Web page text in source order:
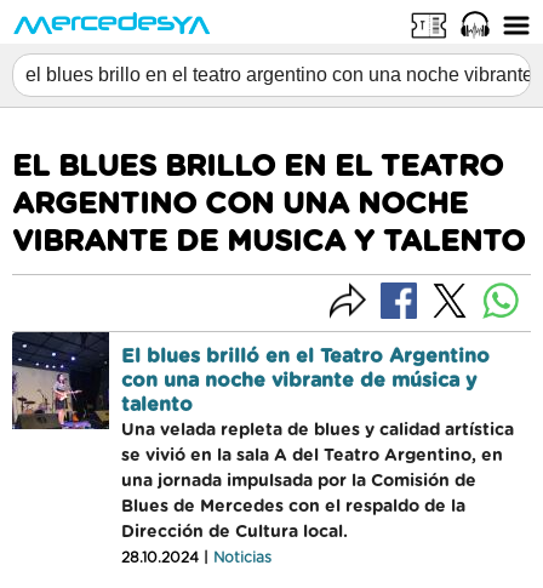
EL BLUES BRILLO EN EL TEATRO
ARGENTINO CON UNA NOCHE
VIBRANTE DE MUSICA Y TALENTO
El blues brilló en el Teatro Argentino
con una noche vibrante de música y
talento
Una velada repleta de blues y calidad artística
se vivió en la sala A del Teatro Argentino, en
una jornada impulsada por la Comisión de
Blues de Mercedes con el respaldo de la
Dirección de Cultura local.
28.10.2024 | Noticias